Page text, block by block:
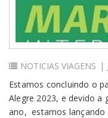
NOTICIAS VIAGENS |
Estamos concluindo o
Alegre 2023, e devido a
ano, estamos